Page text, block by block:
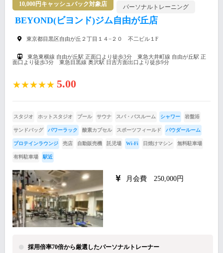
10,000円キャッシュバック対象店 パーソナルトレーニング
BEYOND(ビヨンド)ジム自由が丘店
東京都目黒区自由が丘２丁目１４−２０ 不二ビル１F
東急東横線 自由が丘駅 正面口より徒歩3分 東急大井町線 自由が丘駅 正
面口より徒歩3分 東急目黒線 奥沢駅 日吉方面出口より徒歩9分
★★★★★ 5.00
スタジオ ホットスタジオ プール サウナ スパ・バスルーム シャワー 岩盤浴
サンドバッグ パワーラック 酸素カプセル スポーツフィールド パウダールーム
プロテインラウンジ 売店 自動販売機 託児場 Wi-Fi 日焼けマシン 無料駐車場
有料駐車場 駅近
月会費 250,000円
採用倍率70倍から厳選したパーソナルトレーナー